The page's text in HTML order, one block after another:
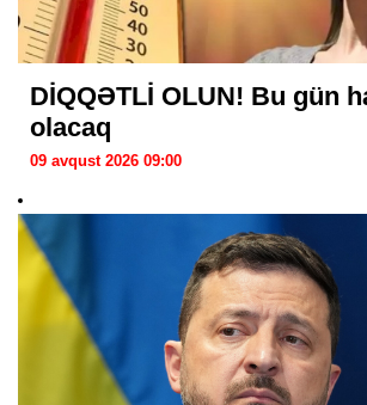
DİQQƏTLİ OLUN! Bu gün
olacaq
09 avqust 2026 09:00